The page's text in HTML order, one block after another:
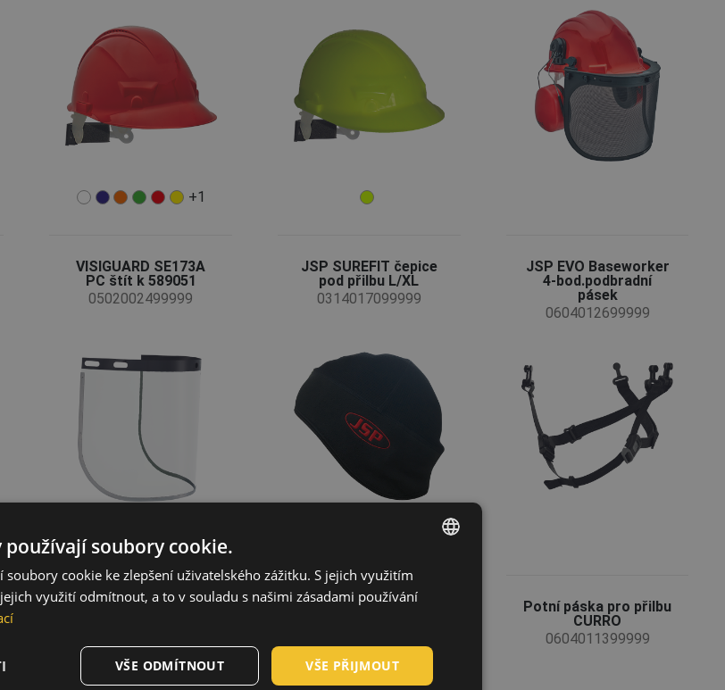
+1
VISIGUARD SE173A
PC štít k 589051
0502002499999
JSP SUREFIT čepice
pod přilbu L/XL
0314017099999
JSP EVO Baseworker
4-bod.podbradní
pásek
0604012699999
VISIGUARD drátěný
JSP SUREFIT čepice
Potní páska pro přilbu
CURRO
0604011399999
ENGLISH
CZECH
SLOVAK
soubory cookie.
cookie ke zlepšení uživatelského zážitku. S jejich využitím
využití odmítnout, a to v souladu s našimi zásadami používání
VŠE PŘIJMOUT
VŠE ODMÍTNOUT